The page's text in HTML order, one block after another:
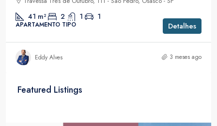
41 m² 2 1 1
APARTAMENTO TIPO Detalhes
Eddy Alves 3 meses ago
Featured Listings